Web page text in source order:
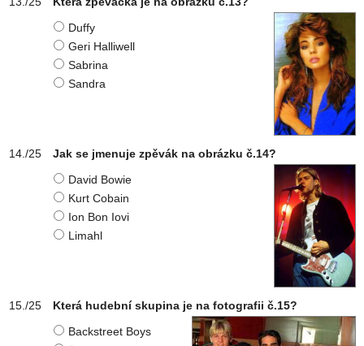
Duffy
Geri Halliwell
Sabrina
Sandra
Jak se jmenuje zpěvák na obrázku č.14?
David Bowie
Kurt Cobain
Ion Bon Iovi
Limahl
Která hudební skupina je na fotografii č.15?
Backstreet Boys